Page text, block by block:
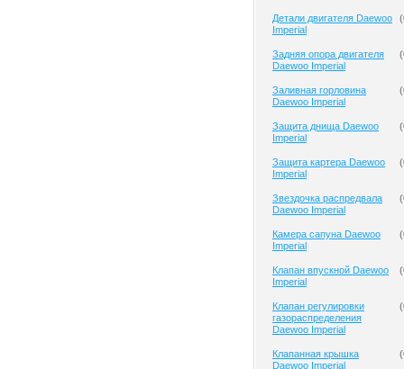
Детали двигателя Daewoo
Imperial
(
Задняя опора двигателя
Daewoo Imperial
(
Заливная горловина
Daewoo Imperial
(
Защита днища Daewoo
Imperial
(
Защита картера Daewoo
Imperial
(
Звездочка распредвала
Daewoo Imperial
(
Камера сапуна Daewoo
Imperial
(
Клапан впускной Daewoo
Imperial
(
Клапан регулировки
газораспределения
Daewoo Imperial
(
Клапанная крышка
Daewoo Imperial
(